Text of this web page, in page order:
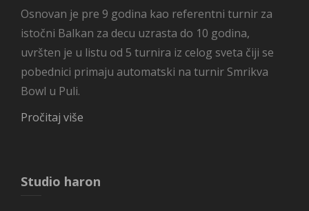
Osnovan je pre 9 godina kao referentni turnir za
istočni Balkan za decu uzrasta do 10 godina,
uvršten je u listu od 5 turnira iz celog sveta čiji se
pobednici primaju automatski na turnir Smrikva
Bowl u Puli.
Pročitaj više
Studio haron